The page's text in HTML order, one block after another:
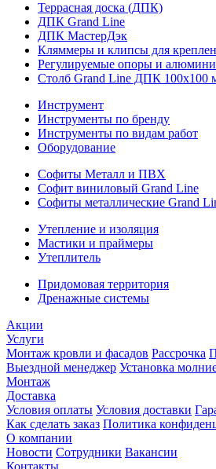
Террасная доска (ДПК)
ДПК Grand Line
ДПК МастерДэк
Кляммеры и клипсы для
Регулируемые опоры и
Столб Grand Line ДПК 100х100
Инструмент
Инструменты по бренду
Инструменты по видам работ
Оборудование
Софиты Металл и ПВХ
Софит виниловый Grand Line
Софиты металлические Grand
Утепление и изоляция
Мастики и праймеры
Утеплитель
Придомовая территория
Дренажные системы
Акции
Услуги
Монтаж кровли и фасадов Рассрочка
Выездной менеджер Установка
Монтаж
Доставка
Условия оплаты Условия доставки
Как сделать заказ Политика
О компании
Новости Сотрудники Вакансии
Контакты